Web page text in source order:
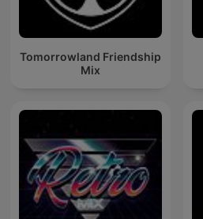
Tomorrowland Friendship
Mix